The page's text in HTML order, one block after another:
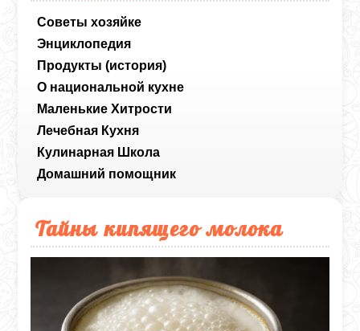
Советы хозяйке
Энциклопедия
Продукты (история)
О национальной кухне
Маленькие Хитрости
Лечебная Кухня
Кулинарная Школа
Домашний помощник
Тайны кипящего молока